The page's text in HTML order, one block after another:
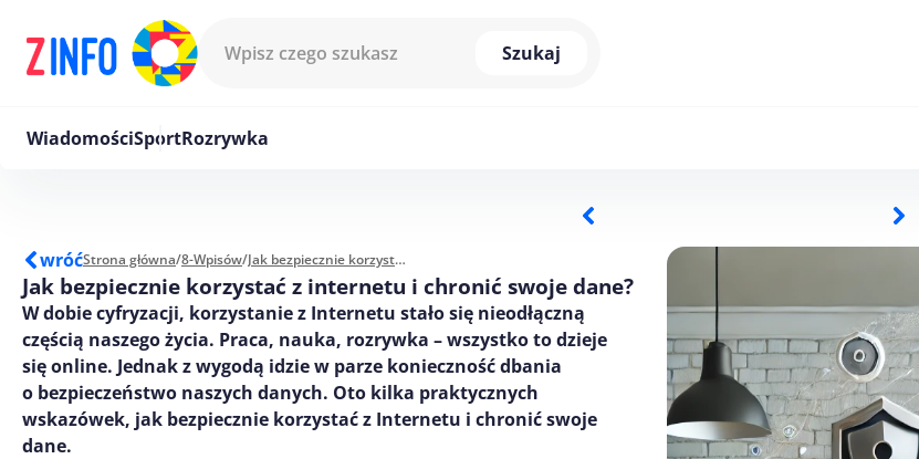
Szukaj
WiadomościSportRozrywka
wróćStrona główna/8-Wpisów/ Jak bezpiecznie korzystać z internetu i chronić swoje dane?
Jak bezpiecznie korzystać z internetu i chronić swoje dane?
W dobie cyfryzacji, korzystanie z Internetu stało się nieodłączną
częścią naszego życia. Praca, nauka, rozrywka – wszystko to dzieje
się online. Jednak z wygodą idzie w parze konieczność dbania
o bezpieczeństwo naszych danych. Oto kilka praktycznych
wskazówek, jak bezpiecznie korzystać z Internetu i chronić swoje
dane.